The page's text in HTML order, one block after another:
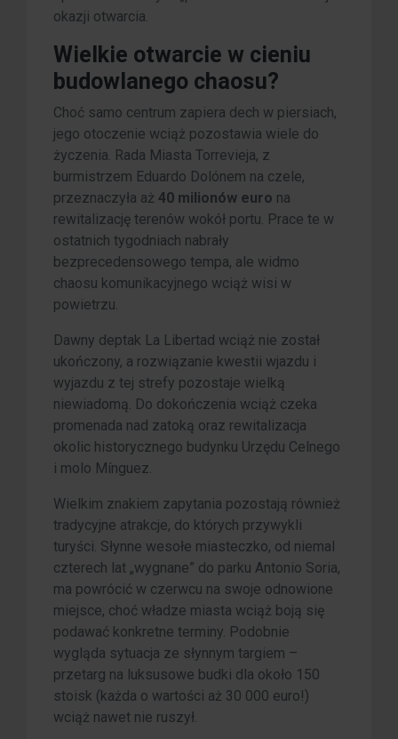
okazji otwarcia.
Wielkie otwarcie w cieniu
budowlanego chaosu?
Choć samo centrum zapiera dech w piersiach,
jego otoczenie wciąż pozostawia wiele do
życzenia. Rada Miasta Torrevieja, z
burmistrzem Eduardo Dolónem na czele,
przeznaczyła aż 40 milionów euro na
rewitalizację terenów wokół portu. Prace te w
ostatnich tygodniach nabrały
bezprecedensowego tempa, ale widmo
chaosu komunikacyjnego wciąż wisi w
powietrzu.
Dawny deptak La Libertad wciąż nie został
ukończony, a rozwiązanie kwestii wjazdu i
wyjazdu z tej strefy pozostaje wielką
niewiadomą. Do dokończenia wciąż czeka
promenada nad zatoką oraz rewitalizacja
okolic historycznego budynku Urzędu Celnego
i molo Mínguez.
Wielkim znakiem zapytania pozostają również
tradycyjne atrakcje, do których przywykli
turyści. Słynne wesołe miasteczko, od niemal
czterech lat „wygnane” do parku Antonio Soria,
ma powrócić w czerwcu na swoje odnowione
miejsce, choć władze miasta wciąż boją się
podawać konkretne terminy. Podobnie
wygląda sytuacja ze słynnym targiem –
przetarg na luksusowe budki dla około 150
stoisk (każda o wartości aż 30 000 euro!)
wciąż nawet nie ruszył.